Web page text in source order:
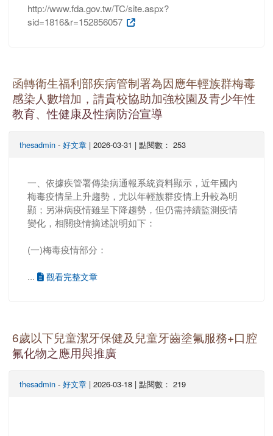
http://www.fda.gov.tw/TC/site.aspx?
sid=1816&r=152856057
函轉衛生福利部疾病管制署為因應年輕族群梅毒
感染人數增加，請貴校協助加強校園及青少年性
教育、性健康及性病防治宣導
thesadmin - 好文章 | 2026-03-31 | 點閱數： 253
一、依據疾管署傳染病通報系統資料顯示，近年國內
梅毒疫情呈上升趨勢，尤以年輕族群疫情上升較為明
顯；另淋病疫情雖呈下降趨勢，但仍需持續監測疫情
變化，相關疫情摘述說明如下：
(一)梅毒疫情部分：
... 觀看完整文章
6歲以下兒童潔牙保健及兒童牙齒塗氟服務+口腔
氟化物之應用與推廣
thesadmin - 好文章 | 2026-03-18 | 點閱數： 219